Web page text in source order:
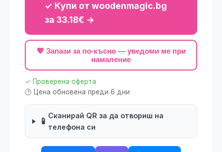
✓ Купи от woodenmagic.bg
за 33.18€ →
💖 Запази за по-късно — уведоми ме при
намаление
✓ Проверена оферта
🕑 Цена обновена преди 6 дни
📱
Сканирай QR за да отвориш на
телефона си